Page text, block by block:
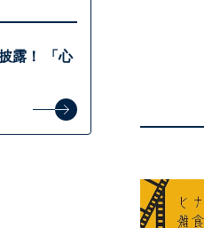
露！ 「心